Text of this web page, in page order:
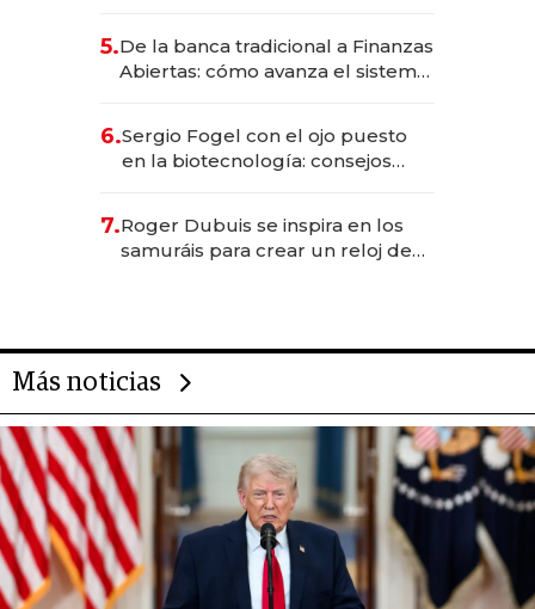
5.De la banca tradicional a Finanzas
Abiertas: cómo avanza el sistema
6.Sergio Fogel con el ojo puesto
en la biotecnología: consejos
rol de la IA
7.Roger Dubuis se inspira en los
samuráis para crear un reloj de
Más noticias